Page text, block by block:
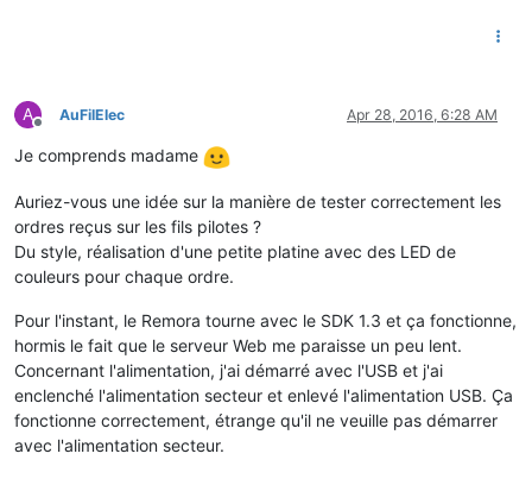
A
Offline
AuFilElec Apr 28, 2016, 6:28 AM
Je comprends madame
Auriez-vous une idée sur la manière de tester correctement les
ordres reçus sur les fils pilotes ?
Du style, réalisation d'une petite platine avec des LED de
couleurs pour chaque ordre.
Pour l'instant, le Remora tourne avec le SDK 1.3 et ça fonctionne,
hormis le fait que le serveur Web me paraisse un peu lent.
Concernant l'alimentation, j'ai démarré avec l'USB et j'ai
enclenché l'alimentation secteur et enlevé l'alimentation USB. Ça
fonctionne correctement, étrange qu'il ne veuille pas démarrer
avec l'alimentation secteur.